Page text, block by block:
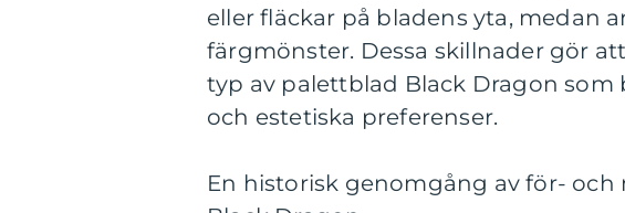
eller fläckar på bladens yta, medan
färgmönster. Dessa skillnader gör
typ av palettblad Black Dragon som
och estetiska preferenser.
En historisk genomgång av för-